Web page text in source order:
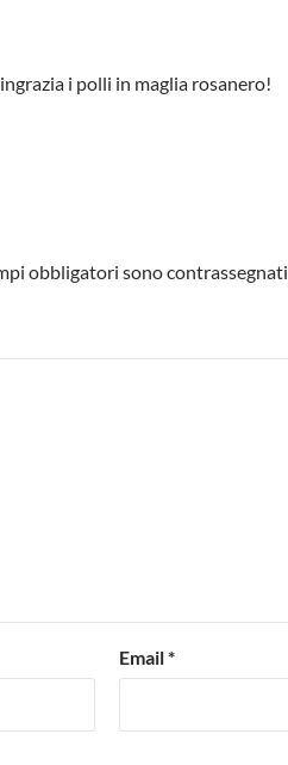
i polli in maglia rosanero!
obbligatori sono contrassegnati
Email*